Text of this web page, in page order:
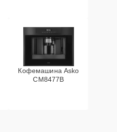
Кофемашина Asko
CM8477B